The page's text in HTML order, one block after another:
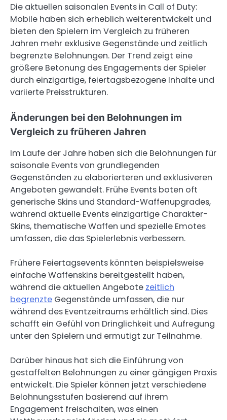
Die aktuellen saisonalen Events in Call of Duty:
Mobile haben sich erheblich weiterentwickelt und
bieten den Spielern im Vergleich zu früheren
Jahren mehr exklusive Gegenstände und zeitlich
begrenzte Belohnungen. Der Trend zeigt eine
größere Betonung des Engagements der Spieler
durch einzigartige, feiertagsbezogene Inhalte und
variierte Preisstrukturen.
Änderungen bei den Belohnungen im
Vergleich zu früheren Jahren
Im Laufe der Jahre haben sich die Belohnungen für
saisonale Events von grundlegenden
Gegenständen zu elaborierteren und exklusiveren
Angeboten gewandelt. Frühe Events boten oft
generische Skins und Standard-Waffenupgrades,
während aktuelle Events einzigartige Charakter-
Skins, thematische Waffen und spezielle Emotes
umfassen, die das Spielerlebnis verbessern.
Frühere Feiertagsevents könnten beispielsweise
einfache Waffenskins bereitgestellt haben,
während die aktuellen Angebote zeitlich
begrenzte Gegenstände umfassen, die nur
während des Eventzeitraums erhältlich sind. Dies
schafft ein Gefühl von Dringlichkeit und Aufregung
unter den Spielern und ermutigt zur Teilnahme.
Darüber hinaus hat sich die Einführung von
gestaffelten Belohnungen zu einer gängigen Praxis
entwickelt. Die Spieler können jetzt verschiedene
Belohnungsstufen basierend auf ihrem
Engagement freischalten, was einen